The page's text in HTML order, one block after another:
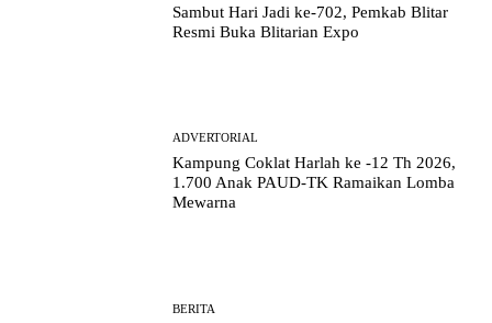
Sambut Hari Jadi ke-702, Pemkab Blitar
Resmi Buka Blitarian Expo
ADVERTORIAL
Kampung Coklat Harlah ke -12 Th 2026,
1.700 Anak PAUD-TK Ramaikan Lomba
Mewarna
BERITA